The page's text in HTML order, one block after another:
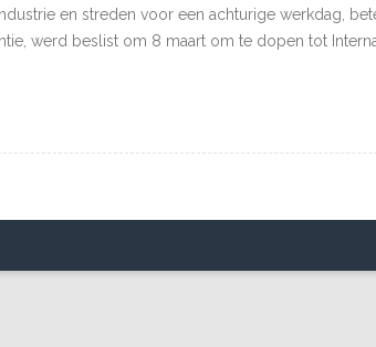
en streden voor een achturige werkdag,
werd beslist om 8 maart om te dopen tot